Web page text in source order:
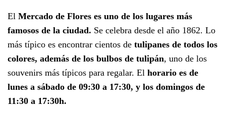
El Mercado de Flores es uno de los lugares más
famosos de la ciudad. Se celebra desde el año 1862. Lo
más típico es encontrar cientos de tulipanes de todos los
colores, además de los bulbos de tulipán, uno de los
souvenirs más típicos para regalar. El horario es de
lunes a sábado de 09:30 a 17:30, y los domingos de
11:30 a 17:30h.